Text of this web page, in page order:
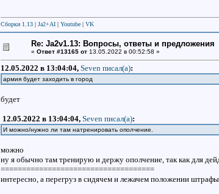
Сборки 1.13 | Ja2+AI | Youtube | VK
Re: Ja2v1.13: Вопросы, ответы и предложения
« Ответ #13165 от 13.05.2022 в 00:52:58 »
12.05.2022 в 13:04:04, Seven писал(a):
армия будет заходить в город
будет
12.05.2022 в 13:04:04, Seven писал(a):
И можно/нужно ли там натренировать ополчение.
можно
ну я обычно там тренирую и держу ополчение, так как для
====================================
интересно, а перегруз в сидячем и лежачем положении